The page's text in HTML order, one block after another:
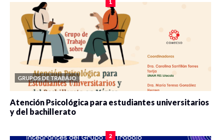
1
GRUPOS DE TRABAJO
Atención Psicológica para estudiantes universitarios
y del bachillerato
2